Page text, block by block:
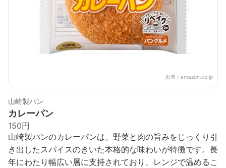
出典： amazon.co.jp
山崎製パン
カレーパン
150円
山崎製パンのカレーパンは、野菜と肉の旨みをじっくり引
き出したスパイスのきいた本格的な味わいが特徴です。長
年にわたり幅広い層に支持されており、レンジで温めるこ